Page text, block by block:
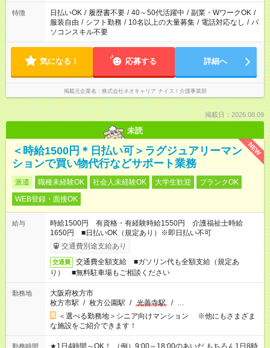
特徴 日払いOK / 履歴書不要 / 40～50代活躍中 / 副業・WワークOK /
服装自由 / シフト勤務 / 10名以上の大量募集 / 電話対応なし / パ
ソコンスキル不要
気になる！ 応募する 詳細へ
掲載元企業名 株式会社ネオキャリア ナイス！介護事業部
掲載日：2026.08.09
未読
NEW
＜時給1500円＊日払い可＞ラグジュアリーマン
ションで買い物代行などサポート業務
派遣 職種未経験OK 社会人未経験OK 大学生歓迎
ブランクOK
WEB登録・面接OK
給与
時給1500円 有資格・有経験時給1550円 介護福祉士時給
1650円 ■日払いOK（規定あり）※即日払い不可
交通費別途支給あり
交通費
交通費全額支給 ■ガソリン代も全額支給（規定あ
り） ■無料駐車場もご相談ください
勤務地
大阪府枚方市
枚方市駅 / 枚方公園駅 / 光善寺駅 / …
＜選べる勤務地＞シニア向けマンション ※他にもさまざま
な施設をご紹介できます！
勤務時間 ★1日4時間～OK！ （例）9:00～18:00のあいだ もちろん1日8時